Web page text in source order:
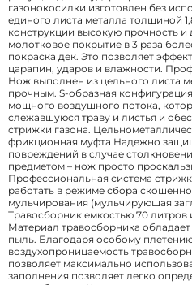
газонокосилки изготовлен без
единого листа металла толщиной
конструкции высокую прочность
молотковое покрытие в 3 раза
покраска дек. Это позволяет
царапин, ударов и влажности.
Нож выполнен из цельного листа
прочным. S-образная
мощного воздушного потока,
слежавшуюся траву и листья и
стрижки газона.
фрикционная муфта Надежно
повреждений в случае
предметом – нож просто
Профессиональная система
работать в режиме сбора
мульчирования (мульчирующая
Травосборник емкостью 70 литров
Материал травосборника
пыль. Благодаря особому
воздухопроницаемость
позволяет максимально
заполнения позволяет легко